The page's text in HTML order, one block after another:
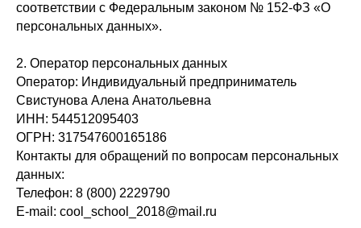
соответствии с Федеральным законом № 152-ФЗ «О
персональных данных».
2. Оператор персональных данных
Оператор: Индивидуальный предприниматель
Свистунова Алена Анатольевна
ИНН: 544512095403
ОГРН: 317547600165186
Контакты для обращений по вопросам персональных
данных:
Телефон: 8 (800) 2229790
E-mail: cool_school_2018@mail.ru